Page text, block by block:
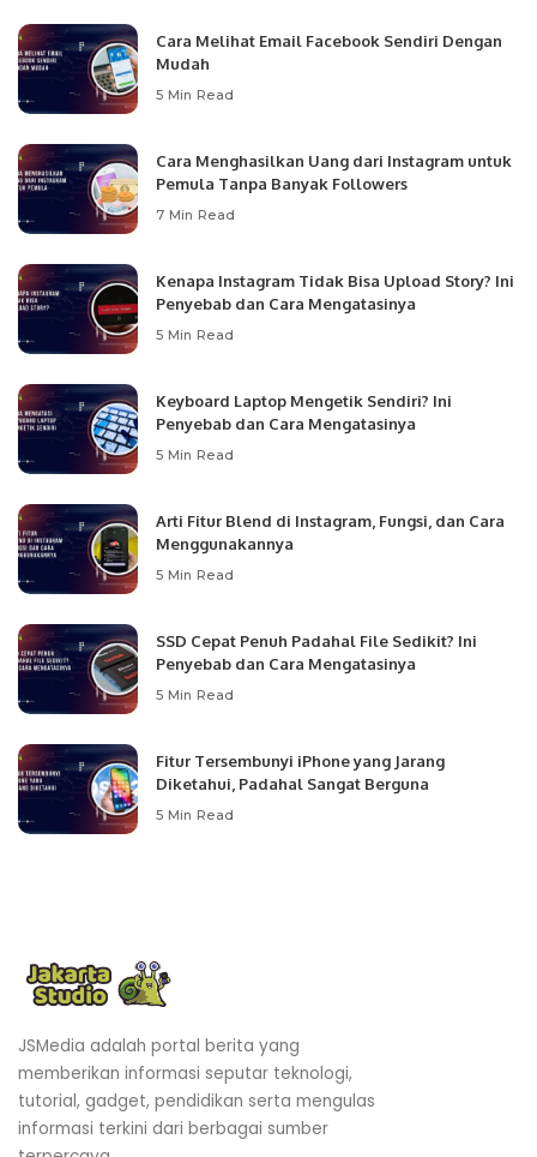
Cara Melihat Email Facebook Sendiri Dengan
Mudah
5 Min Read
Cara Menghasilkan Uang dari Instagram untuk
Pemula Tanpa Banyak Followers
7 Min Read
Kenapa Instagram Tidak Bisa Upload Story? Ini
Penyebab dan Cara Mengatasinya
5 Min Read
Keyboard Laptop Mengetik Sendiri? Ini
Penyebab dan Cara Mengatasinya
5 Min Read
Arti Fitur Blend di Instagram, Fungsi, dan Cara
Menggunakannya
5 Min Read
SSD Cepat Penuh Padahal File Sedikit? Ini
Penyebab dan Cara Mengatasinya
5 Min Read
Fitur Tersembunyi iPhone yang Jarang
Diketahui, Padahal Sangat Berguna
5 Min Read
JSMedia adalah portal berita yang
memberikan informasi seputar teknologi,
tutorial, gadget, pendidikan serta mengulas
informasi terkini dari berbagai sumber